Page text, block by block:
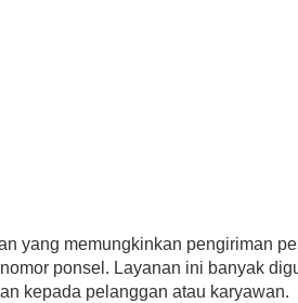
yang memungkinkan pengiriman
ponsel. Layanan ini banyak
kepada pelanggan atau karyawan.